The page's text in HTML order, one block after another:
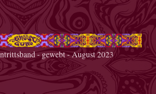
- gewebt - August 2023